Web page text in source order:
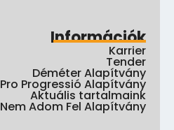
Információk
Karrier
Tender
Déméter Alapítvány
Pro Progressió Alapítvány
Aktuális tartalmaink
Nem Adom Fel Alapítvány